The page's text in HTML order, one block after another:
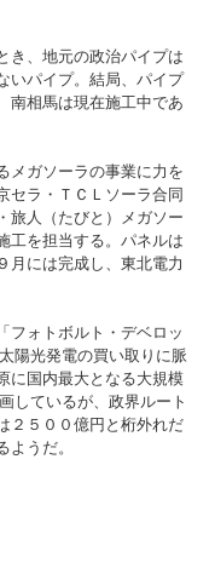
き、地元の政治パイプは
いパイプ。結局、パイプ
南相馬は現在施工中であ
メガソーラの事業に力を
セラ・ＴＣＬソーラ合同
旅人（たびと）メガソー
工を担当する。パネルは
月には完成し、東北電力
フォトボルト・デベロッ
陽光発電の買い取りに脈
に国内最大となる大規模
しているが、政界ルート
２５００億円と桁外れだ
ようだ。